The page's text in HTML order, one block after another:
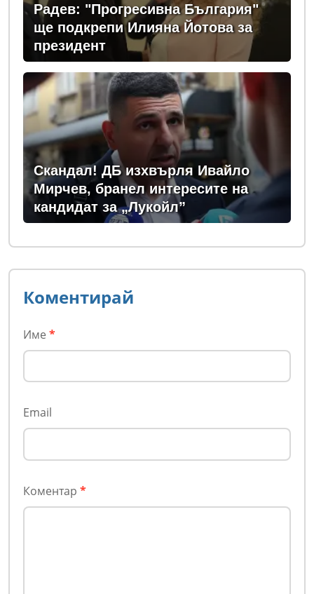
Радев: "Прогресивна България"
ще подкрепи Илияна Йотова за
президент
Скандал! ДБ изхвърля Ивайло
Мирчев, бранел интересите на
кандидат за „Лукойл”
Коментирай
Име *
Email
Коментар *